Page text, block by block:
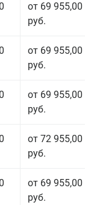
от 69 955,00
руб.
от 69 955,00
руб.
от 69 955,00
руб.
от 72 955,00
руб.
от 69 955,00
руб.